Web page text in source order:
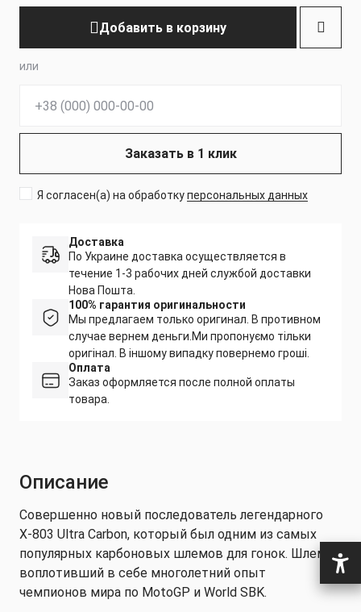
Добавить в корзину
или
Заказать в 1 клик
Я согласен(а) на обработкуперсональных данных
Доставка
По Украине доставка осуществляется в
течение 1-3 рабочих дней службой доставки
Нова Пошта.
100% гарантия оригинальности
Мы предлагаем только оригинал. В противном
случае вернем деньги. Ми пропонуємо тільки
оригінал. В іншому випадку повернемо гроші.
Оплата
Заказ оформляется после полной оплаты
товара.
Описание
Совершенно новый последователь легендарного
X-803 Ultra Carbon, который был одним из самых
популярных карбоновых шлемов для гонок. Шлем,
воплотивший в себе многолетний опыт
чемпионов мира по MotoGP и World SBK.